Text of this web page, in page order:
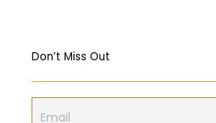
Don’t Miss Out